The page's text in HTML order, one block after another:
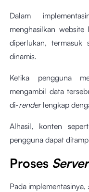
Dalam
menghasilkan
diperlukan,
dinamis.
Ketika pengguna
mengambil data
di-renderlengkap
Alhasil, konten
pengguna dapat
Proses
Pada implementasinya,